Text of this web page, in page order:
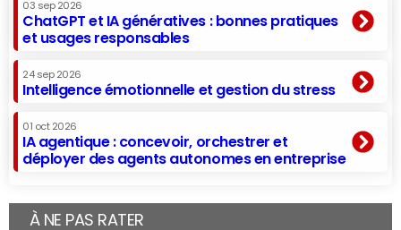
03 sep 2026
ChatGPT et IA génératives : bonnes pratiques
et usages responsables
24 sep 2026
Intelligence émotionnelle et gestion du stress
01 oct 2026
IA agentique : concevoir, orchestrer et
déployer des agents autonomes en entreprise
À NE PAS RATER